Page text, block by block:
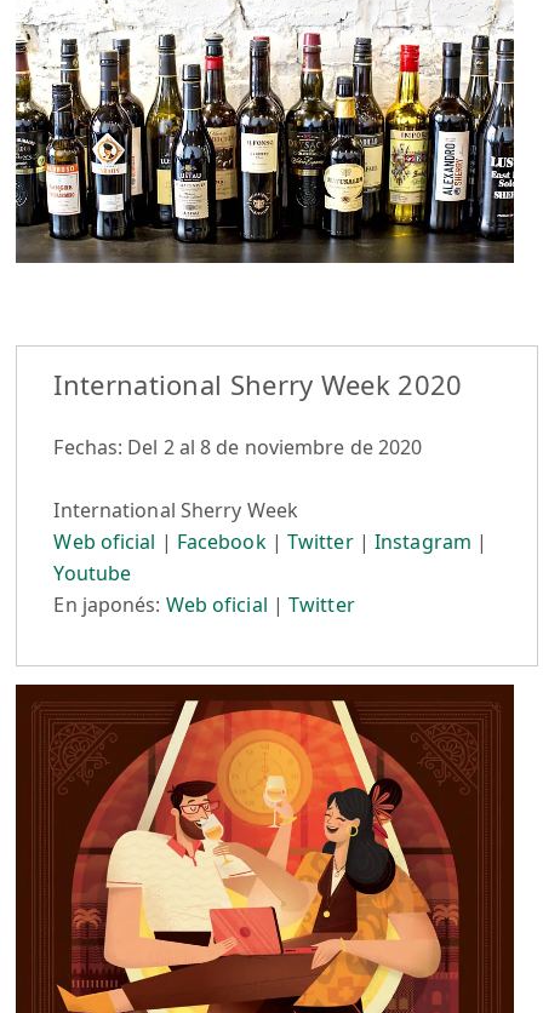
International Sherry Week 2020
Fechas: Del 2 al 8 de noviembre de 2020
International Sherry Week
Web oficial | Facebook| Twitter| Instagram |
Youtube
En japonés: Web oficial |Twitter